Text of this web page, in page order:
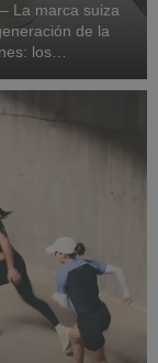
La marca suiza
de la
los
de las...